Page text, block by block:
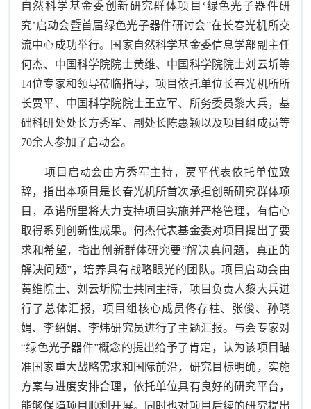
自然科学基金委创新研究群体项目‘绿色光子器件研
究’启动会暨首届绿色光子器件研讨会”在长春光机所交
流中心成功举行。国家自然科学基金委信息学部副主任
何杰、中国科学院院士黄维、中国科学院院士刘云圻等
14位专家和领导莅临指导，项目依托单位长春光机所所
长贾平、中国科学院院士王立军、所务委员黎大兵，基
础科研处处长方秀军、副处长陈惠颖以及项目组成员等
70余人参加了启动会。
项目启动会由方秀军主持，贾平代表依托单位致
辞，指出本项目是长春光机所首次承担创新研究群体项
目，承诺所里将大力支持项目实施并严格管理，有信心
取得系列创新性成果。何杰代表基金委对项目提出了要
求和希望，指出创新群体研究要“解决真问题，真正的
解决问题”，培养具有战略眼光的团队。项目启动会由
黄维院士、刘云圻院士共同主持，项目负责人黎大兵进
行了总体汇报，项目组核心成员佟存柱、张俊、孙晓
娟、李绍娟、李炜研究员进行了主题汇报。与会专家对
“绿色光子器件”概念的提出给予了肯定，认为该项目瞄
准国家重大战略需求和国际前沿，研究目标明确，实施
方案与进度安排合理，依托单位具有良好的研究平台，
能够保障项目顺利开展。同时也对项目后续的研究提出